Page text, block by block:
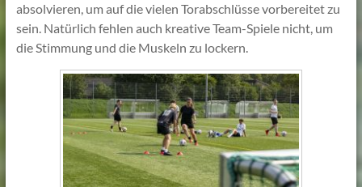
absolvieren, um auf die vielen Torabschlüsse vorbereitet zu
sein. Natürlich fehlen auch kreative Team-Spiele nicht, um
die Stimmung und die Muskeln zu lockern.